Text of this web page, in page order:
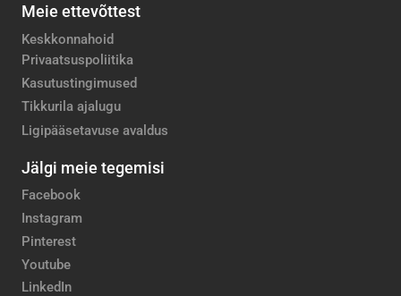
Meie ettevõttest
Keskkonnahoid
Privaatsuspoliitika
Kasutustingimused
Tikkurila ajalugu
Ligipääsetavuse avaldus
Jälgi meie tegemisi
Facebook
Instagram
Pinterest
Youtube
LinkedIn